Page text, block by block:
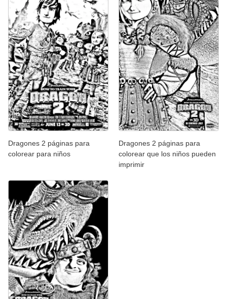
Dragones 2 páginas para
colorear para niños
Dragones 2 páginas para
colorear que los niños pueden
imprimir